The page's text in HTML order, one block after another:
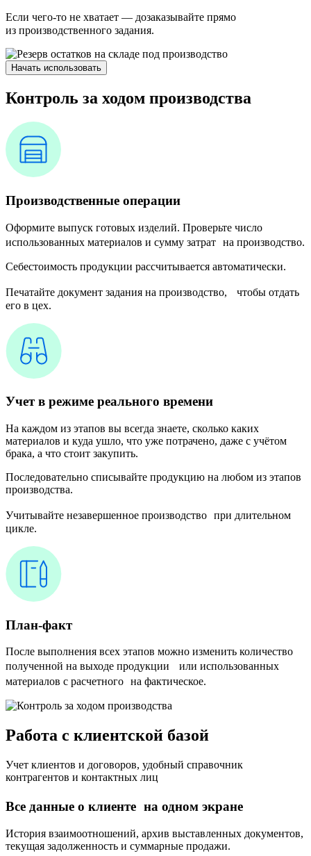
Если чего-то не хватает — дозаказывайте прямо
из производственного задания.
Начать использовать
Контроль за ходом производства
Производственные операции
Оформите выпуск готовых изделий. Проверьте число
использованных материалов и сумму затрат на производство.
Себестоимость продукции рассчитывается автоматически.
Печатайте документ задания на производство, чтобы отдать
его в цех.
Учет в режиме реального времени
На каждом из этапов вы всегда знаете, сколько каких
материалов и куда ушло, что уже потрачено, даже с учётом
брака, а что стоит закупить.
Последовательно списывайте продукцию на любом из этапов
производства.
Учитывайте незавершенное производство при длительном
цикле.
План-факт
После выполнения всех этапов можно изменить количество
полученной на выходе продукции или использованных
материалов с расчетного на фактическое.
Работа с клиентской базой
Учет клиентов и договоров, удобный справочник
контрагентов и контактных лиц
Все данные о клиенте на одном экране
История взаимоотношений, архив выставленных документов,
текущая задолженность и суммарные продажи.